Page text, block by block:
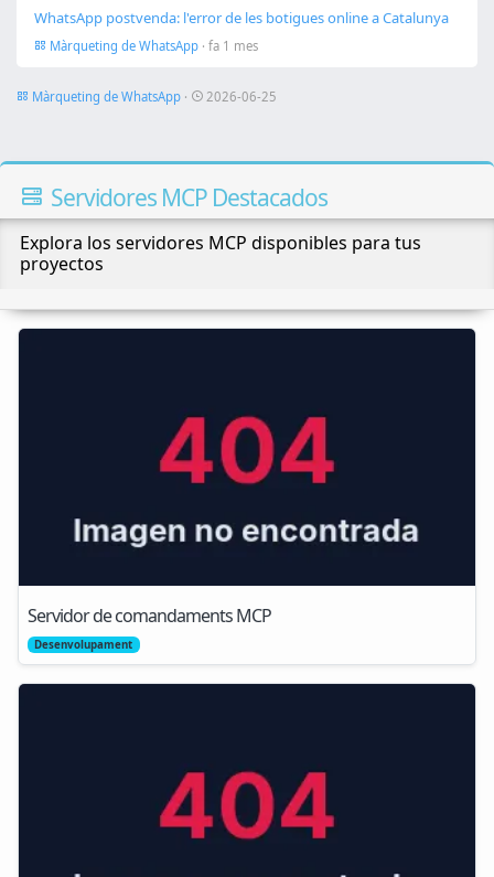
WhatsApp postvenda: l'error de les botigues online a Catalunya
Màrqueting de WhatsApp · fa 1 mes
Màrqueting de WhatsApp · 2026-06-25
Servidores MCP Destacados
Explora los servidores MCP disponibles para tus
proyectos
Servidor de comandaments MCP
Desenvolupament